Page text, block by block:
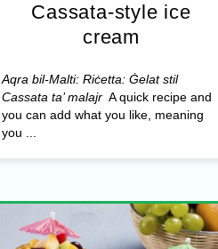
Cassata-style ice
cream
Aqra bil-Malti: Riċetta: Ġelat stil
Cassata ta’ malajr A quick recipe and
you can add what you like, meaning
you ...